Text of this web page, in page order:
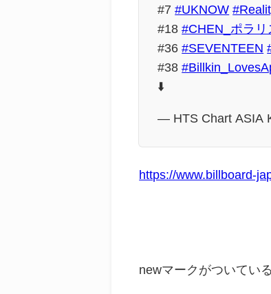
#7#UKNOW
#18#CHEN_ポラリ
#36#SEVENTEEN
#38
⬇️
— HTS Chart ASIA
https://www.billboard-
newマークがついてい